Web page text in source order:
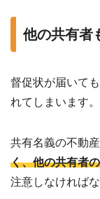
他の共有者
督促状が届いて
れてしまいます。
共有名義の不動
く、他の共有者
注意しなければな